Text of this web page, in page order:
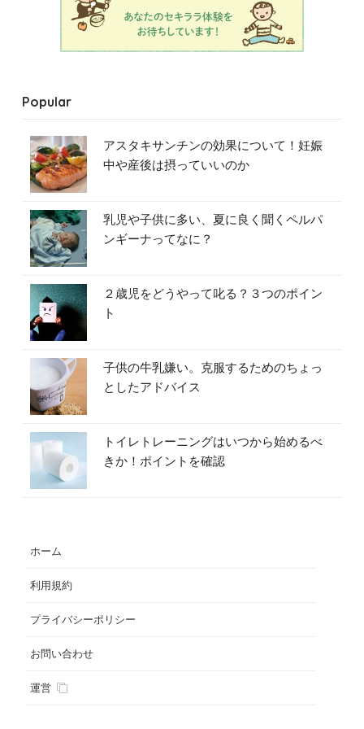
Popular
アスタキサンチンの効果について！妊娠
中や産後は摂っていいのか
乳児や子供に多い、夏に良く聞くペルパ
ンギーナってなに？
２歳児をどうやって叱る？３つのポイン
ト
子供の牛乳嫌い。克服するためのちょっ
としたアドバイス
トイレトレーニングはいつから始めるべ
きか！ポイントを確認
ホーム
利用規約
プライバシーポリシー
お問い合わせ
運営